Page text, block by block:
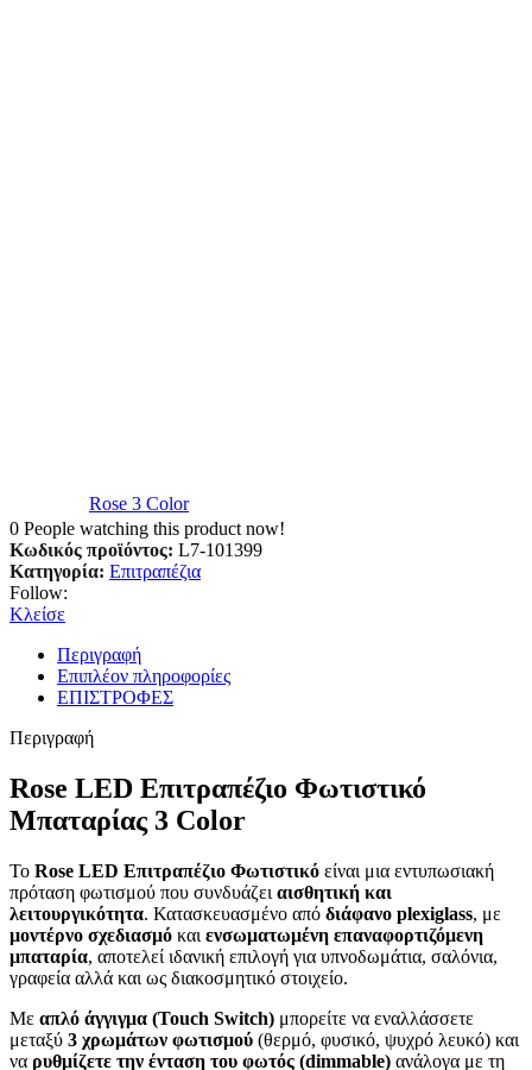
Rose 3 Color
0 People watching this product now!
Κωδικός προϊόντος: L7-101399
Κατηγορία: Επιτραπέζια
Follow:
Κλείσε
Περιγραφή
Επιπλέον πληροφορίες
ΕΠΙΣΤΡΟΦΕΣ
Περιγραφή
Rose LED Επιτραπέζιο Φωτιστικό
Μπαταρίας 3 Color
Το Rose LED Επιτραπέζιο Φωτιστικό είναι μια εντυπωσιακή
πρόταση φωτισμού που συνδυάζει αισθητική και
λειτουργικότητα. Κατασκευασμένο από διάφανο plexiglass, με
μοντέρνο σχεδιασμό και ενσωματωμένη επαναφορτιζόμενη
μπαταρία, αποτελεί ιδανική επιλογή για υπνοδωμάτια, σαλόνια,
γραφεία αλλά και ως διακοσμητικό στοιχείο.
Με απλό άγγιγμα (Touch Switch) μπορείτε να εναλλάσσετε
μεταξύ 3 χρωμάτων φωτισμού (θερμό, φυσικό, ψυχρό λευκό) και
να ρυθμίζετε την ένταση του φωτός (dimmable) ανάλογα με τη